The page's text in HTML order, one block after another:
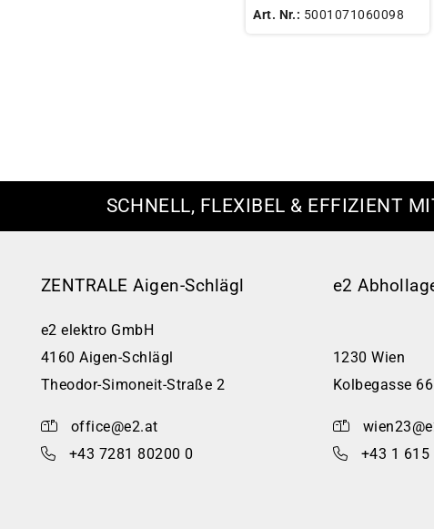
Art. Nr.: 5001071060098
SCHNELL, FLEXIBEL & EFFIZIENT
ZENTRALE Aigen-Schlägl
e2 elektro GmbH
4160 Aigen-Schlägl
Theodor-Simoneit-Straße 2
office@e2.at
+43 7281 80200 0
e2
1230 Wien
Kolbegasse 66
+43 1 615